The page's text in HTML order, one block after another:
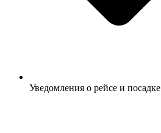
Уведомления о рейсе и посадке